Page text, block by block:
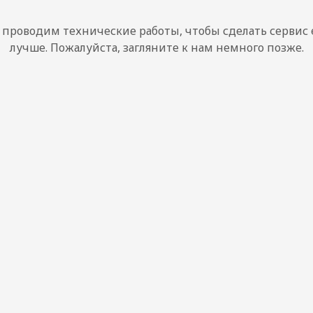
технические работы, чтобы сделать сервис
лучше. Пожалуйста, загляните к нам немного позже.